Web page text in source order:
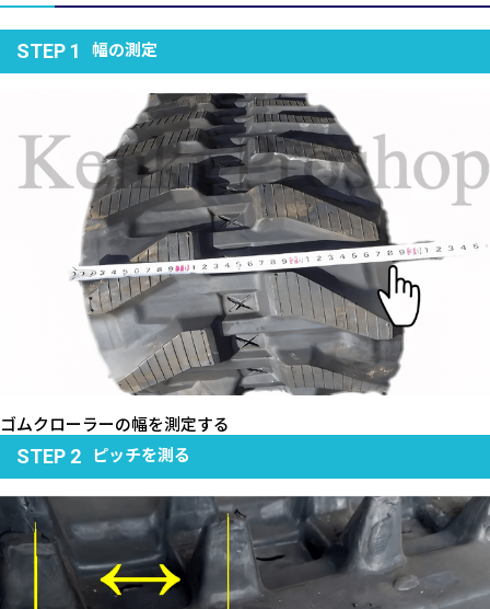
STEP 1 幅の測定
ゴムクローラーの幅を測定する
STEP 2 ピッチを測る